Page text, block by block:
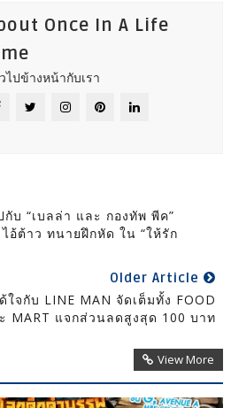
Once In A Life
ไปข้างหน้ากับเรา
บ “เบลล่า และ กองทัพ พีค”
อ้ต้าว ทนายฝึกหัด ใน “ให้รัก
Older Article
ใจกับ LINE MAN จัดเต็มทั้ง FOOD
MART แจกส่วนลดสูงสุด 100 บาท
View More